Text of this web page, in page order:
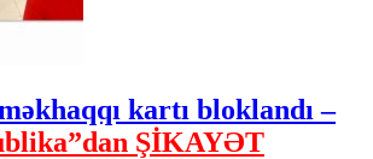
kartı bloklandı –
ŞİKAYƏT